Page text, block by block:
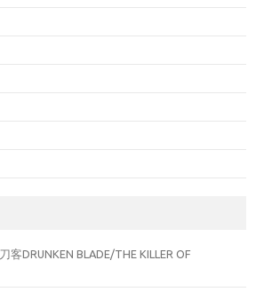
客DRUNKEN BLADE/THE KILLER OF